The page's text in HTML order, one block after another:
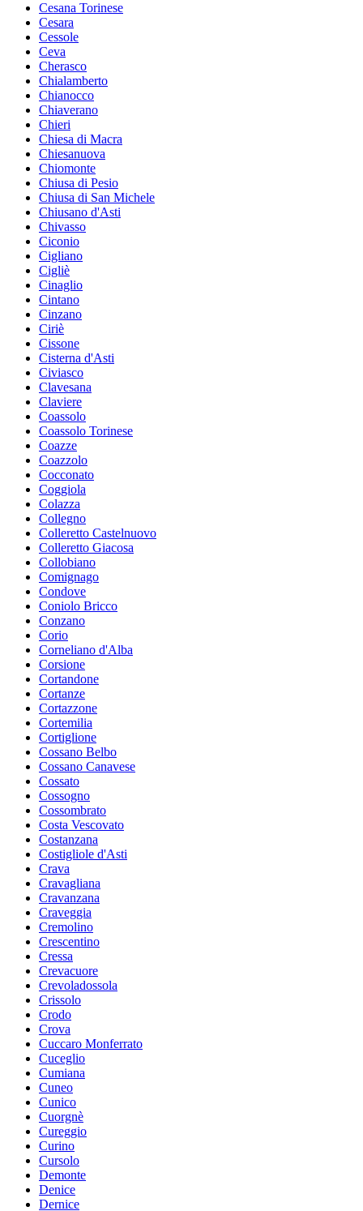
Cesana Torinese
Cesara
Cessole
Ceva
Cherasco
Chialamberto
Chianocco
Chiaverano
Chieri
Chiesa di Macra
Chiesanuova
Chiomonte
Chiusa di Pesio
Chiusa di San Michele
Chiusano d'Asti
Chivasso
Ciconio
Cigliano
Cigliè
Cinaglio
Cintano
Cinzano
Ciriè
Cissone
Cisterna d'Asti
Civiasco
Clavesana
Claviere
Coassolo
Coassolo Torinese
Coazze
Coazzolo
Cocconato
Coggiola
Colazza
Collegno
Colleretto Castelnuovo
Colleretto Giacosa
Collobiano
Comignago
Condove
Coniolo Bricco
Conzano
Corio
Corneliano d'Alba
Corsione
Cortandone
Cortanze
Cortazzone
Cortemilia
Cortiglione
Cossano Belbo
Cossano Canavese
Cossato
Cossogno
Cossombrato
Costa Vescovato
Costanzana
Costigliole d'Asti
Crava
Cravagliana
Cravanzana
Craveggia
Cremolino
Crescentino
Cressa
Crevacuore
Crevoladossola
Crissolo
Crodo
Crova
Cuccaro Monferrato
Cuceglio
Cumiana
Cuneo
Cunico
Cuorgnè
Cureggio
Curino
Cursolo
Demonte
Denice
Dernice